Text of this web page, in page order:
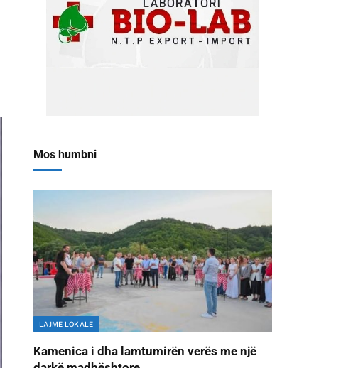
Mos humbni
LAJME LOKALE
Kamenica i dha lamtumirën verës me një